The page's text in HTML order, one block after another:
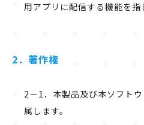
用アプリに配信する機能を指
2．著作権
2－1．本製品及び本ソフト
属します。